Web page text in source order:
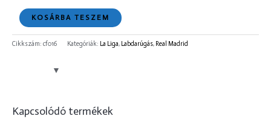
KOSÁRBA TESZEM
Cikkszám: cf016 Kategóriák: La Liga, Labdarúgás, Real Madrid
Kapcsolódó termékek